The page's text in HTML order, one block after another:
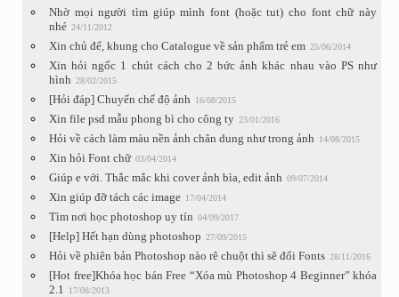
Nhờ mọi người tìm giúp mình font (hoặc tut) cho font chữ này
nhé 24/11/2012
Xin chủ để, khung cho Catalogue về sản phẩm trẻ em 25/06/2014
Xin hỏi ngốc 1 chút cách cho 2 bức ảnh khác nhau vào PS như
hình 28/02/2015
[Hỏi đáp] Chuyển chế độ ảnh 16/08/2015
Xin file psd mẫu phong bì cho công ty 23/01/2016
Hỏi về cách làm màu nền ảnh chân dung như trong ảnh 14/08/2015
Xin hỏi Font chữ 03/04/2014
Giúp e với. Thắc mắc khi cover ảnh bìa, edit ảnh 09/07/2014
Xin giúp đỡ tách các image 17/04/2014
Tìm nơi học photoshop uy tín 04/09/2017
[Help] Hết hạn dùng photoshop 27/09/2015
Hỏi về phiên bản Photoshop nào rê chuột thì sẽ đổi Fonts 28/11/2016
[Hot free]Khóa học bán Free “Xóa mù Photoshop 4 Beginner” khóa
2.1
17/08/2013